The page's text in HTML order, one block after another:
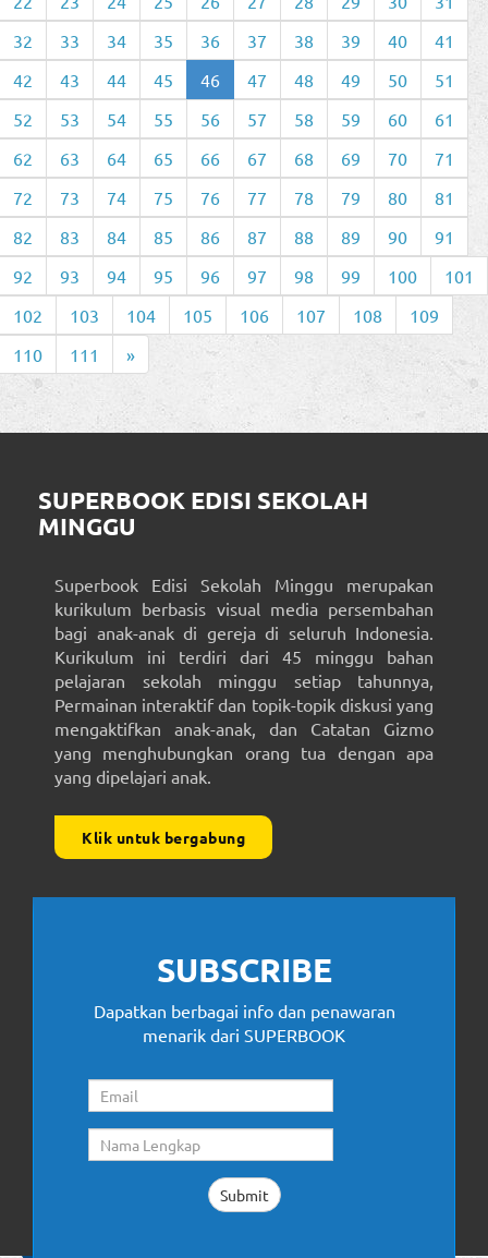
32
33 34 35 36 37 38 39 40
41
42
43 44 45 46 47 48 49 50
51
52
53 54 55 56 57 58 59 60
61
62
63 64 65 66 67 68 69 70
71
72
73 74 75 76 77 78 79 80
81
82
83 84 85 86 87 88 89 90
91
92
93 94 95 96 97 98 99 100
101
102
103 104 105 106 107 108
109
110
111 »
SUPERBOOK EDISI SEKOLAH
MINGGU
Superbook Edisi Sekolah Minggu merupakan
kurikulum berbasis visual media persembahan
bagi anak-anak di gereja di seluruh Indonesia.
Kurikulum ini terdiri dari 45 minggu bahan
pelajaran sekolah minggu setiap tahunnya,
Permainan interaktif dan topik-topik diskusi yang
mengaktifkan anak-anak, dan Catatan Gizmo
yang menghubungkan orang tua dengan apa
yang dipelajari anak.
Klik untuk bergabung
SUBSCRIBE
Dapatkan berbagai info dan penawaran
menarik dari SUPERBOOK